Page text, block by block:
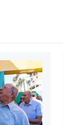
Verts